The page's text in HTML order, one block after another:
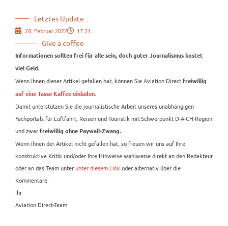
Letztes Update
28. Februar 2022 17:21
Give a coffee
Informationen sollten frei für alle sein, doch guter Journalismus kostet
viel Geld.
Wenn Ihnen dieser Artikel gefallen hat, können Sie Aviation.Direct freiwillig
auf eine Tasse Kaffee einladen.
Damit unterstützen Sie die journalistische Arbeit unseres unabhängigen
Fachportals für Luftfahrt, Reisen und Touristik mit Schwerpunkt D-A-CH-Region
und zwar freiwillig ohne Paywall-Zwang.
Wenn Ihnen der Artikel nicht gefallen hat, so freuen wir uns auf Ihre
konstruktive Kritik und/oder Ihre Hinweise wahlweise direkt an den Redakteur
oder an das Team unterunter diesem Linkoder alternativ über die
Kommentare.
Ihr
Aviation.Direct-Team